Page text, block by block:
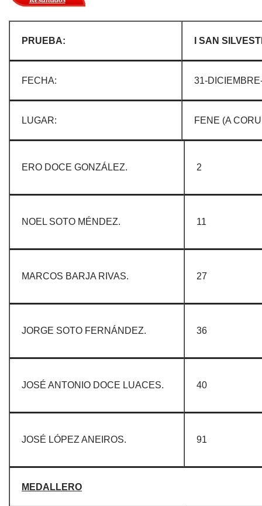
PRUEBA: I SAN
FECHA: 31-
LUGAR: FENE (A
ERO DOCE GONZÁLEZ. 2
NOEL SOTO MÉNDEZ. 11
MARCOS BARJA RIVAS. 27
JORGE SOTO FERNÁNDEZ. 36
JOSÉ ANTONIO DOCE LUACES. 40
JOSÉ LÓPEZ ANEIROS. 91
MEDALLERO